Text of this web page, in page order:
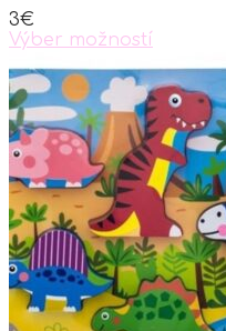
on
the
product
page
3€
Výber možností
product
has
multiple
variants.
The
options
may
be
chosen
on
the
product
page